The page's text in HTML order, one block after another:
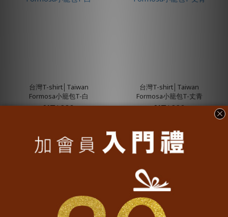
台灣T-shirt│Taiwan
Formosa小籠包T-白
NT$990
台灣T-shirt│Taiwan
Formosa小籠包T-丈青
NT$990